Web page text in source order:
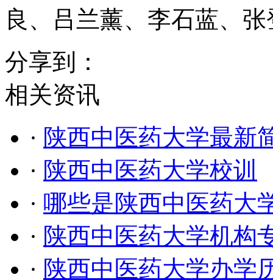
良、吕兰薰、李石蓝、
分享到：
相关资讯
· 陕西中医药大学最新
· 陕西中医药大学校训
· 哪些是陕西中医药大
· 陕西中医药大学机构
· 陕西中医药大学办学